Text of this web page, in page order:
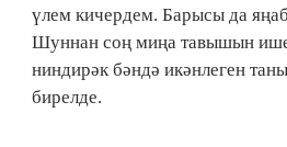
үлем кичердем. Бары­сы да
Шуннан соң миңа тавышын
ниндирәк бәндә икәнле­ген
бирелде.